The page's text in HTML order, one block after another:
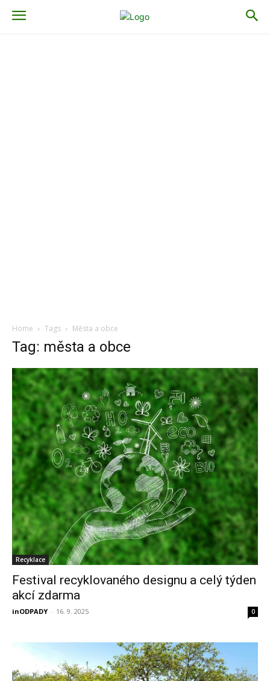
Home Tags Města a obce
Tag: města a obce
Recyklace
Festival recyklovaného designu a celý týden
akcí zdarma
inODPADY - 16. 9. 2025 0